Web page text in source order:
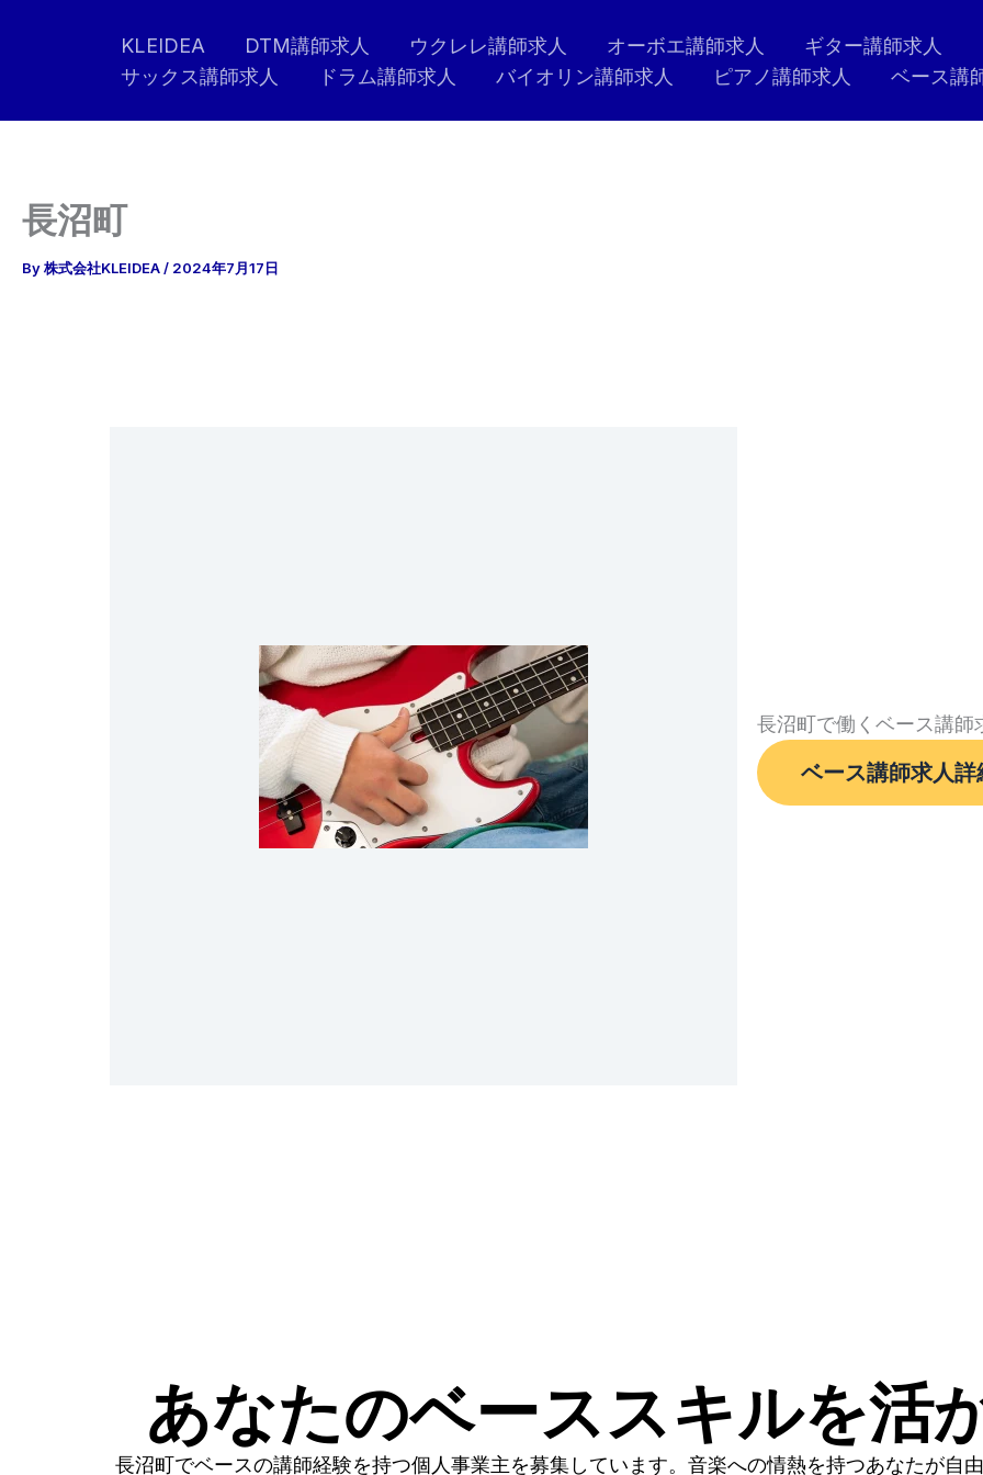
KLEIDEA DTM講師求人 ウクレレ講師求人 オーボエ講師求人 ギター講師求人
サックス講師求人
ドラム講師求人 バイオリン講師求人 ピアノ講師求人 ベース講
長沼町
By株式会社KLEIDEA/ 2024年7月17日
長沼町で働くベース講師
ベース講師求人詳
あなたのベーススキルを活
長沼町でベースの講師経験を持つ個人事業主を募集しています。音楽への情熱を持つあなたが自